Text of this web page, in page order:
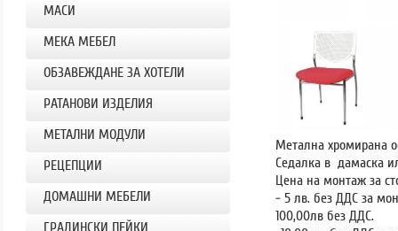
МАСИ
МЕКА МЕБЕЛ
ОБЗАВЕЖДАНЕ ЗА ХОТЕЛИ
РАТАНОВИ ИЗДЕЛИЯ
МЕТАЛНИ МОДУЛИ
РЕЦЕПЦИИ
ДОМАШНИ МЕБЕЛИ
ГРАДИНСКИ ПЕЙКИ
Метална хромирана
Седалка в дамаска
Цена на монтаж за
- 5 лв. без ДДС за
100,00лв без ДДС.